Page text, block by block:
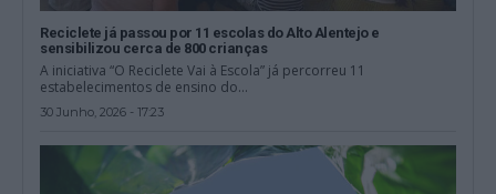
Reciclete já passou por 11 escolas do Alto Alentejo e
sensibilizou cerca de 800 crianças
A iniciativa “O Reciclete Vai à Escola” já percorreu 11
estabelecimentos de ensino do...
30 Junho, 2026 - 17:23